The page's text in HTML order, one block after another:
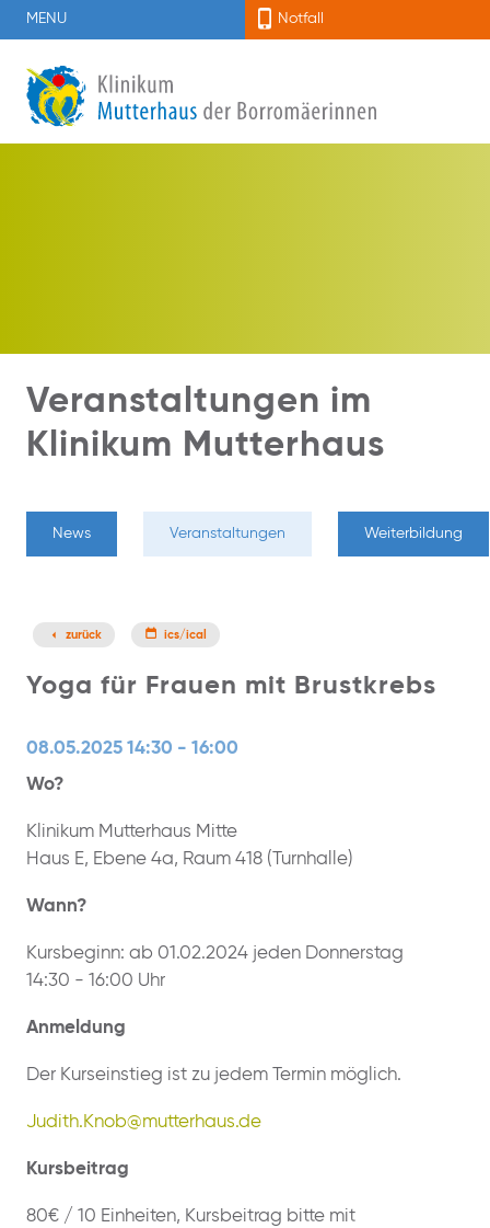
MENU Notfall
Veranstaltungen im
Klinikum Mutterhaus
News Veranstaltungen Weiterbildung
Yoga für Frauen mit Brustkrebs
08.05.2025 14:30 - 16:00
Wo?
Klinikum Mutterhaus Mitte
Haus E, Ebene 4a, Raum 418 (Turnhalle)
Wann?
Kursbeginn: ab 01.02.2024 jeden Donnerstag
14:30 - 16:00 Uhr
Anmeldung
Der Kurseinstieg ist zu jedem Termin möglich.
Judith.Knob@mutterhaus.de
Kursbeitrag
80€ / 10 Einheiten, Kursbeitrag bitte mit
zurück ics/ical